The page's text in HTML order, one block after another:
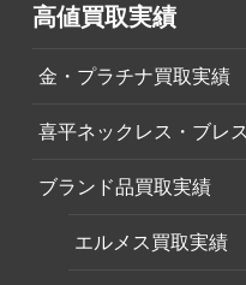
高値買取実績
金・プラチナ買取実績
喜平ネックレス・ブレ
ブランド品買取実績
エルメス買取実績